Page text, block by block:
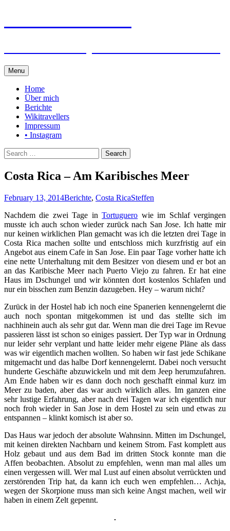
Menu Skip
to
content
Home
Über mich
Berichte
Wikitravellers
Impressum
• Instagram
Search
for:
Costa Rica – Am Karibisches Meer
February 13, 2014Berichte, Costa RicaSteffen
Nachdem die zwei Tage inTortuguero wie im Schlaf vergingen
musste ich auch schon wieder zurück nach San Jose. Ich hatte mir
nur keinen wirklichen Plan gemacht was ich die letzten drei Tage in
Costa Rica machen sollte und entschloss mich kurzfristig auf ein
Angebot aus einem Cafe in San Jose. Ein paar Tage vorher hatte ich
eine nette Unterhaltung mit dem Besitzer von diesem und er bot an
an das Karibische Meer nach Puerto Viejo zu fahren. Er hat eine
Haus im Dschungel und wir könnten dort kostenlos Schlafen und
nur ein bisschen zum Benzin dazugeben. Hey – warum nicht?
Zurück in der Hostel hab ich noch eine Spanerien kennengelernt die
auch noch spontan mitgekommen ist und das stellte sich im
nachhinein auch als sehr gut dar. Wenn man die drei Tage im Revue
passieren lässt ist schon so einiges passiert. Der Typ war in Ordnung
nur leider sehr verplant und hatte leider mehr eigene Pläne als dass
was wir eigentlich machen wollten. So haben wir fast jede Schikane
mitgemacht und das halbe Dorf kennengelernt. Dabei noch versucht
hunderte Geschäfte abzuwickeln und mit dem Jeep herumzufahren.
Am Ende haben wir es dann doch noch geschafft einmal kurz im
Meer zu baden, aber das war auch wirklich alles. Im ganzen eine
sehr lustige Erfahrung, aber nach drei Tagen war ich eigentlich nur
noch froh wieder in San Jose in dem Hostel zu sein und etwas zu
entspannen – klinkt komisch ist aber so.
Das Haus war jedoch der absolute Wahnsinn. Mitten im Dschungel,
mit keinen direkten Nachbarn und keinem Strom. Fast komplett aus
Holz gebaut und aus dem Bad im dritten Stock konnte man die
Affen beobachten. Absolut zu empfehlen, wenn man mal alles um
einen vergessen will. Wer mal Lust auf einen absolut verrückten und
zerstörenden Trip hat, da kann ich euch wen empfehlen… Achja,
wegen der Skorpione muss man sich keine Angst machen, weil wir
haben in einem Zelt gepennt.